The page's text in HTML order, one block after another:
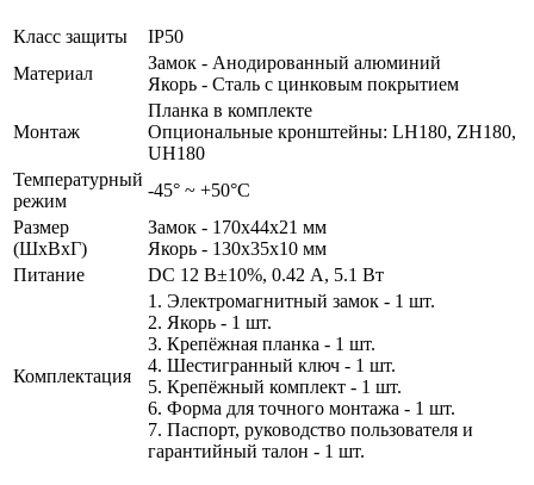
Класс защиты
IP50
Материал
Замок - Анодированный алюминий
Якорь - Сталь с цинковым покрытием
Монтаж
Планка в комплекте
Опциональные кронштейны: LH180, ZH180,
UH180
Температурный
режим
-45° ~ +50°С
Размер
(ШxВxГ)
Замок - 170x44x21 мм
Якорь - 130x35x10 мм
Питание
DC 12 В±10%, 0.42 А, 5.1 Вт
Комплектация
1. Электромагнитный замок - 1 шт.
2. Якорь - 1 шт.
3. Крепёжная планка - 1 шт.
4. Шестигранный ключ - 1 шт.
5. Крепёжный комплект - 1 шт.
6. Форма для точного монтажа - 1 шт.
7. Паспорт, руководство пользователя и
гарантийный талон - 1 шт.